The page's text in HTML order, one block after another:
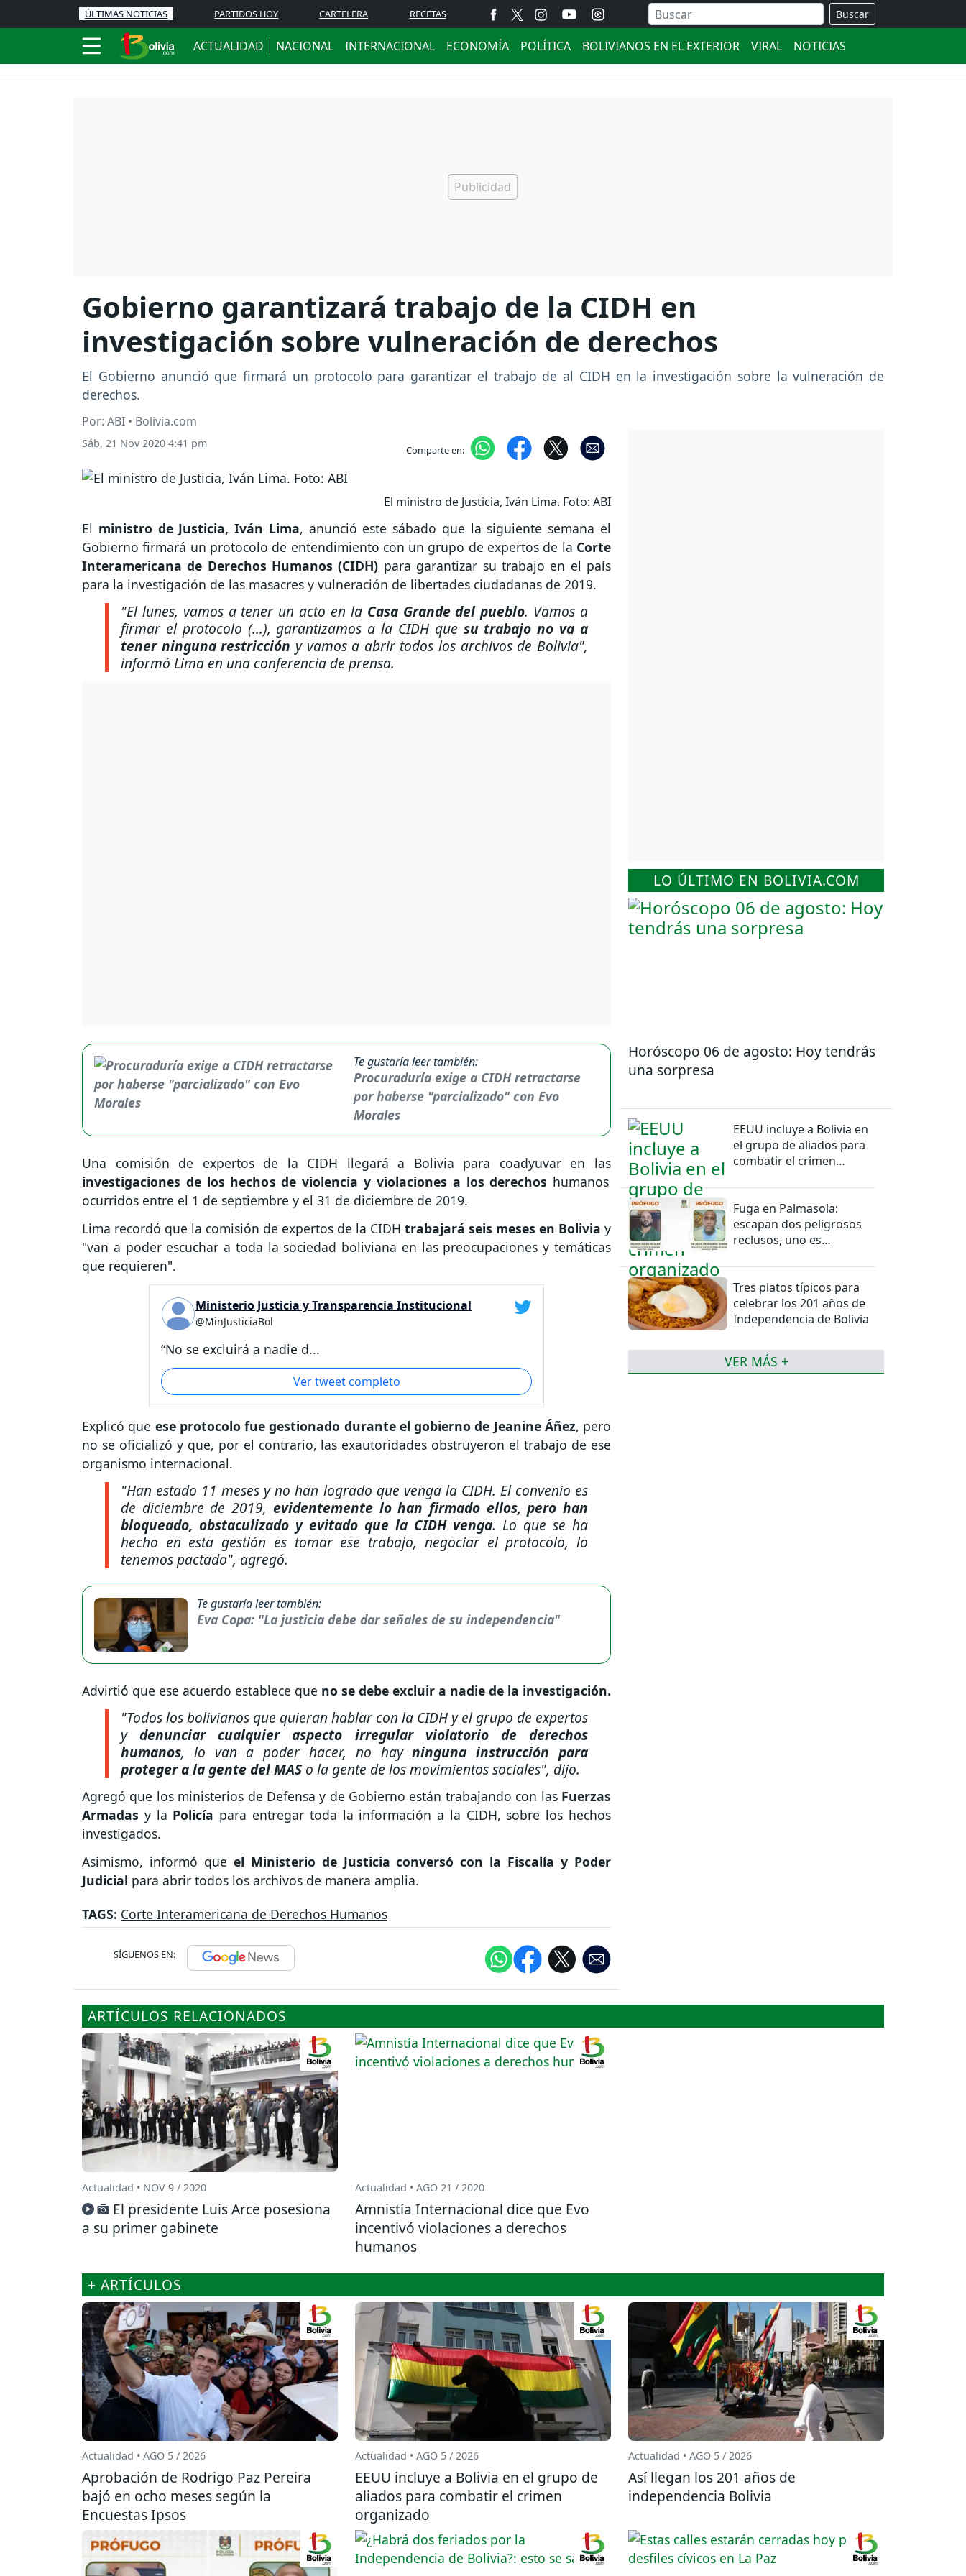
ÚLTIMAS NOTICIAS PARTIDOS HOY CARTELERA RECETAS Buscar
ACTUALIDAD NACIONAL INTERNACIONAL ECONOMÍA POLÍTICA BOLIVIANOS EN EL EXTERIOR VIRAL NOTICIAS
Gobierno garantizará trabajo de la CIDH en
investigación sobre vulneración de derechos
El Gobierno anunció que firmará un protocolo para garantizar el trabajo de al CIDH en la investigación sobre la vulneración de
derechos.
Por: ABI • Bolivia.com
Sáb, 21 Nov 2020 4:41 pm Comparte en:
El ministro de Justicia, Iván Lima. Foto: ABI
El ministro de Justicia, Iván Lima, anunció este sábado que la siguiente semana el
Gobierno firmará un protocolo de entendimiento con un grupo de expertos de la Corte
Interamericana de Derechos Humanos (CIDH) para garantizar su trabajo en el país
para la investigación de las masacres y vulneración de libertades ciudadanas de 2019.
"El lunes, vamos a tener un acto en la Casa Grande del pueblo. Vamos a
firmar el protocolo (...), garantizamos a la CIDH que su trabajo no va a
tener ninguna restricción y vamos a abrir todos los archivos de Bolivia",
informó Lima en una conferencia de prensa.
Te gustaría leer también:
Procuraduría exige a CIDH retractarse
por haberse "parcializado" con Evo
Morales
Una comisión de expertos de la CIDH llegará a Bolivia para coadyuvar en las
investigaciones de los hechos de violencia y violaciones a los derechos humanos
ocurridos entre el 1 de septiembre y el 31 de diciembre de 2019.
Lima recordó que la comisión de expertos de la CIDH trabajará seis meses en Bolivia y
"van a poder escuchar a toda la sociedad boliviana en las preocupaciones y temáticas
que requieren".
Ministerio Justicia y Transparencia Institucional
@MinJusticiaBol
“No se excluirá a nadie d...
Ver tweet completo
Explicó que ese protocolo fue gestionado durante el gobierno de Jeanine Áñez, pero
no se oficializó y que, por el contrario, las exautoridades obstruyeron el trabajo de ese
organismo internacional.
"Han estado 11 meses y no han logrado que venga la CIDH. El convenio es
de diciembre de 2019, evidentemente lo han firmado ellos, pero han
bloqueado, obstaculizado y evitado que la CIDH venga. Lo que se ha
hecho en esta gestión es tomar ese trabajo, negociar el protocolo, lo
tenemos pactado", agregó.
Te gustaría leer también:
Eva Copa: "La justicia debe dar señales de su independencia"
Advirtió que ese acuerdo establece que no se debe excluir a nadie de la investigación.
"Todos los bolivianos que quieran hablar con la CIDH y el grupo de expertos
ydenunciar cualquier aspecto irregular violatorio de derechos
humanos, lo van a poder hacer, no hayninguna instrucción para
proteger a la gente del MASo la gente de los movimientos sociales", dijo.
Agregó que los ministerios de Defensa y de Gobierno están trabajando con lasFuerzas
Armadas y la Policía para entregar toda la información a la CIDH, sobre los hechos
investigados.
Asimismo, informó que el Ministerio de Justicia conversó con la Fiscalía y Poder
Judicial para abrir todos los archivos de manera amplia.
TAGS: Corte Interamericana de Derechos Humanos
SÍGUENOS EN:
LO ÚLTIMO EN BOLIVIA.COM
Horóscopo 06 de agosto: Hoy tendrás
una sorpresa
EEUU incluye a Bolivia en
el grupo de aliados para
combatir el crimen
Fuga en Palmasola:
escapan dos peligrosos
reclusos, uno es
Tres platos típicos para
celebrar los 201 años de
Independencia de Bolivia
VER MÁS +
ARTÍCULOS RELACIONADOS
Actualidad • NOV 9 / 2020
El presidente Luis Arce posesiona
a su primer gabinete
Actualidad • AGO 21 / 2020
Amnistía Internacional dice que Evo
incentivó violaciones a derechos
humanos
+ ARTÍCULOS
Actualidad • AGO 5 / 2026
Aprobación de Rodrigo Paz Pereira
bajó en ocho meses según la
Encuestas Ipsos
Actualidad • AGO 5 / 2026
EEUU incluye a Bolivia en el grupo de
aliados para combatir el crimen
organizado
Actualidad • AGO 5 / 2026
Así llegan los 201 años de
independencia Bolivia